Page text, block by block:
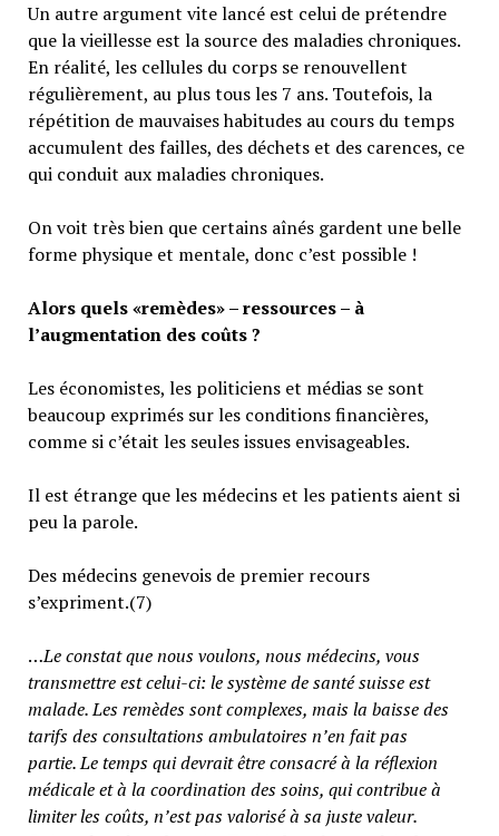
Un autre argument vite lancé est celui de prétendre
que la vieillesse est la source des maladies chroniques.
En réalité, les cellules du corps se renouvellent
régulièrement, au plus tous les 7 ans. Toutefois, la
répétition de mauvaises habitudes au cours du temps
accumulent des failles, des déchets et des carences, ce
qui conduit aux maladies chroniques.
On voit très bien que certains aînés gardent une belle
forme physique et mentale, donc c’est possible !
Alors quels «remèdes» – ressources – à
l’augmentation des coûts ?
Les économistes, les politiciens et médias se sont
beaucoup exprimés sur les conditions financières,
comme si c’était les seules issues envisageables.
Il est étrange que les médecins et les patients aient si
peu la parole.
Des médecins genevois de premier recours
s’expriment.(7)
…Le constat que nous voulons, nous médecins, vous
transmettre est celui-ci: le système de santé suisse est
malade. Les remèdes sont complexes, mais la baisse des
tarifs des consultations ambulatoires n’en fait pas
partie.Le temps qui devrait être consacré à la réflexion
médicale et à la coordination des soins, qui contribue à
limiter les coûts, n’est pas valorisé à sa juste valeur.